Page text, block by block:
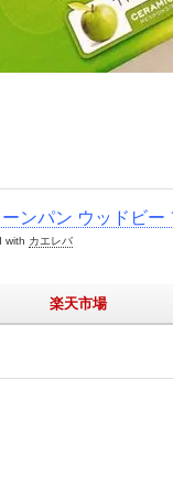
ンパン ウッドビー
with カエレバ
楽天市場